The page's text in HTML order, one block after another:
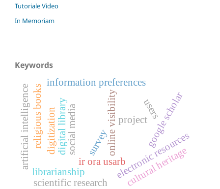
Tutoriale Video
In Memoriam
Keywords
digital library
ir ora usarbelectronic resources
online visibility
information preferences
users
librarianship
artificial intelligence survey
social media
scientific research
google scholar
project
digitization
cultural heritage
religious books